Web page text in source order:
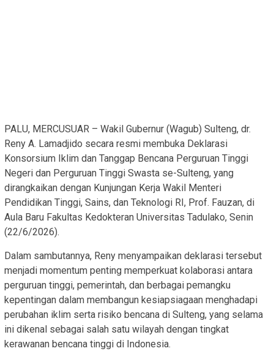
PALU, MERCUSUAR – Wakil Gubernur (Wagub) Sulteng, dr.
Reny A. Lamadjido secara resmi membuka Deklarasi
Konsorsium Iklim dan Tanggap Bencana Perguruan Tinggi
Negeri dan Perguruan Tinggi Swasta se-Sulteng, yang
dirangkaikan dengan Kunjungan Kerja Wakil Menteri
Pendidikan Tinggi, Sains, dan Teknologi RI, Prof. Fauzan, di
Aula Baru Fakultas Kedokteran Universitas Tadulako, Senin
(22/6/2026).
Dalam sambutannya, Reny menyampaikan deklarasi tersebut
menjadi momentum penting memperkuat kolaborasi antara
perguruan tinggi, pemerintah, dan berbagai pemangku
kepentingan dalam membangun kesiapsiagaan menghadapi
perubahan iklim serta risiko bencana di Sulteng, yang selama
ini dikenal sebagai salah satu wilayah dengan tingkat
kerawanan bencana tinggi di Indonesia.